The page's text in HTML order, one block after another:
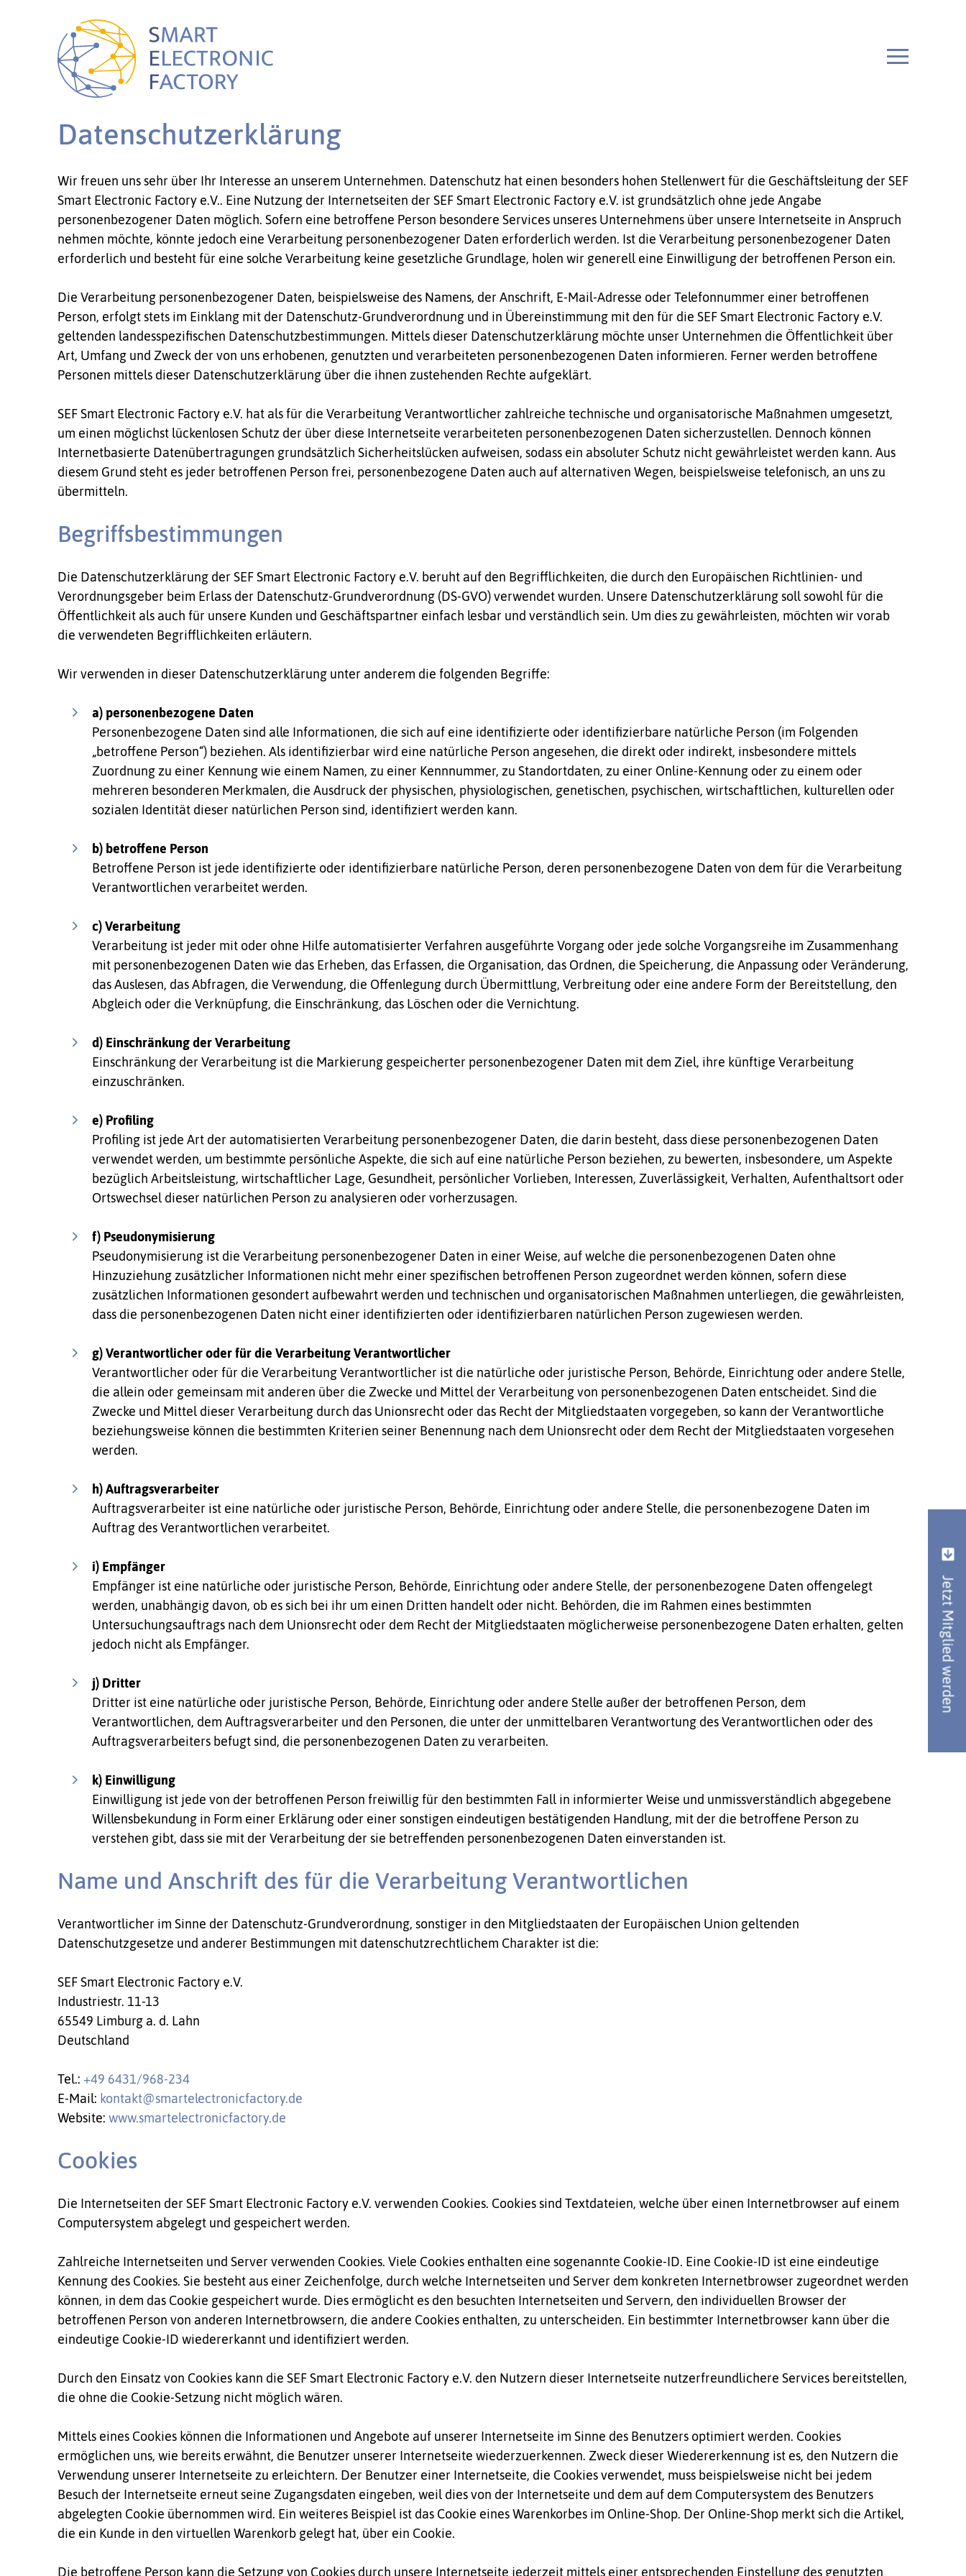
Jetzt Mitglied werden
Datenschutzerklärung
Wir freuen uns sehr über Ihr Interesse an unserem Unternehmen. Datenschutz hat einen besonders hohen Stellenwert für die Geschäftsleitung der SEF
Smart Electronic Factory e.V.. Eine Nutzung der Internetseiten der SEF Smart Electronic Factory e.V. ist grundsätzlich ohne jede Angabe
personenbezogener Daten möglich. Sofern eine betroffene Person besondere Services unseres Unternehmens über unsere Internetseite in Anspruch
nehmen möchte, könnte jedoch eine Verarbeitung personenbezogener Daten erforderlich werden. Ist die Verarbeitung personenbezogener Daten
erforderlich und besteht für eine solche Verarbeitung keine gesetzliche Grundlage, holen wir generell eine Einwilligung der betroffenen Person ein.
Die Verarbeitung personenbezogener Daten, beispielsweise des Namens, der Anschrift, E-Mail-Adresse oder Telefonnummer einer betroffenen
Person, erfolgt stets im Einklang mit der Datenschutz-Grundverordnung und in Übereinstimmung mit den für die SEF Smart Electronic Factory e.V.
geltenden landesspezifischen Datenschutzbestimmungen. Mittels dieser Datenschutzerklärung möchte unser Unternehmen die Öffentlichkeit über
Art, Umfang und Zweck der von uns erhobenen, genutzten und verarbeiteten personenbezogenen Daten informieren. Ferner werden betroffene
Personen mittels dieser Datenschutzerklärung über die ihnen zustehenden Rechte aufgeklärt.
SEF Smart Electronic Factory e.V. hat als für die Verarbeitung Verantwortlicher zahlreiche technische und organisatorische Maßnahmen umgesetzt,
um einen möglichst lückenlosen Schutz der über diese Internetseite verarbeiteten personenbezogenen Daten sicherzustellen. Dennoch können
Internetbasierte Datenübertragungen grundsätzlich Sicherheitslücken aufweisen, sodass ein absoluter Schutz nicht gewährleistet werden kann. Aus
diesem Grund steht es jeder betroffenen Person frei, personenbezogene Daten auch auf alternativen Wegen, beispielsweise telefonisch, an uns zu
übermitteln.
Begriffsbestimmungen
Die Datenschutzerklärung der SEF Smart Electronic Factory e.V. beruht auf den Begrifflichkeiten, die durch den Europäischen Richtlinien- und
Verordnungsgeber beim Erlass der Datenschutz-Grundverordnung (DS-GVO) verwendet wurden. Unsere Datenschutzerklärung soll sowohl für die
Öffentlichkeit als auch für unsere Kunden und Geschäftspartner einfach lesbar und verständlich sein. Um dies zu gewährleisten, möchten wir vorab
die verwendeten Begrifflichkeiten erläutern.
Wir verwenden in dieser Datenschutzerklärung unter anderem die folgenden Begriffe:
a) personenbezogene Daten
Personenbezogene Daten sind alle Informationen, die sich auf eine identifizierte oder identifizierbare natürliche Person (im Folgenden
„betroffene Person“) beziehen. Als identifizierbar wird eine natürliche Person angesehen, die direkt oder indirekt, insbesondere mittels
Zuordnung zu einer Kennung wie einem Namen, zu einer Kennnummer, zu Standortdaten, zu einer Online-Kennung oder zu einem oder
mehreren besonderen Merkmalen, die Ausdruck der physischen, physiologischen, genetischen, psychischen, wirtschaftlichen, kulturellen oder
sozialen Identität dieser natürlichen Person sind, identifiziert werden kann.
b) betroffene Person
Betroffene Person ist jede identifizierte oder identifizierbare natürliche Person, deren personenbezogene Daten von dem für die Verarbeitung
Verantwortlichen verarbeitet werden.
c) Verarbeitung
Verarbeitung ist jeder mit oder ohne Hilfe automatisierter Verfahren ausgeführte Vorgang oder jede solche Vorgangsreihe im Zusammenhang
mit personenbezogenen Daten wie das Erheben, das Erfassen, die Organisation, das Ordnen, die Speicherung, die Anpassung oder Veränderung,
das Auslesen, das Abfragen, die Verwendung, die Offenlegung durch Übermittlung, Verbreitung oder eine andere Form der Bereitstellung, den
Abgleich oder die Verknüpfung, die Einschränkung, das Löschen oder die Vernichtung.
d) Einschränkung der Verarbeitung
Einschränkung der Verarbeitung ist die Markierung gespeicherter personenbezogener Daten mit dem Ziel, ihre künftige Verarbeitung
einzuschränken.
e) Profiling
Profiling ist jede Art der automatisierten Verarbeitung personenbezogener Daten, die darin besteht, dass diese personenbezogenen Daten
verwendet werden, um bestimmte persönliche Aspekte, die sich auf eine natürliche Person beziehen, zu bewerten, insbesondere, um Aspekte
bezüglich Arbeitsleistung, wirtschaftlicher Lage, Gesundheit, persönlicher Vorlieben, Interessen, Zuverlässigkeit, Verhalten, Aufenthaltsort oder
Ortswechsel dieser natürlichen Person zu analysieren oder vorherzusagen.
f) Pseudonymisierung
Pseudonymisierung ist die Verarbeitung personenbezogener Daten in einer Weise, auf welche die personenbezogenen Daten ohne
Hinzuziehung zusätzlicher Informationen nicht mehr einer spezifischen betroffenen Person zugeordnet werden können, sofern diese
zusätzlichen Informationen gesondert aufbewahrt werden und technischen und organisatorischen Maßnahmen unterliegen, die gewährleisten,
dass die personenbezogenen Daten nicht einer identifizierten oder identifizierbaren natürlichen Person zugewiesen werden.
g) Verantwortlicher oder für die Verarbeitung Verantwortlicher
Verantwortlicher oder für die Verarbeitung Verantwortlicher ist die natürliche oder juristische Person, Behörde, Einrichtung oder andere Stelle,
die allein oder gemeinsam mit anderen über die Zwecke und Mittel der Verarbeitung von personenbezogenen Daten entscheidet. Sind die
Zwecke und Mittel dieser Verarbeitung durch das Unionsrecht oder das Recht der Mitgliedstaaten vorgegeben, so kann der Verantwortliche
beziehungsweise können die bestimmten Kriterien seiner Benennung nach dem Unionsrecht oder dem Recht der Mitgliedstaaten vorgesehen
werden.
h) Auftragsverarbeiter
Auftragsverarbeiter ist eine natürliche oder juristische Person, Behörde, Einrichtung oder andere Stelle, die personenbezogene Daten im
Auftrag des Verantwortlichen verarbeitet.
i) Empfänger
Empfänger ist eine natürliche oder juristische Person, Behörde, Einrichtung oder andere Stelle, der personenbezogene Daten offengelegt
werden, unabhängig davon, ob es sich bei ihr um einen Dritten handelt oder nicht. Behörden, die im Rahmen eines bestimmten
Untersuchungsauftrags nach dem Unionsrecht oder dem Recht der Mitgliedstaaten möglicherweise personenbezogene Daten erhalten, gelten
jedoch nicht als Empfänger.
j) Dritter
Dritter ist eine natürliche oder juristische Person, Behörde, Einrichtung oder andere Stelle außer der betroffenen Person, dem
Verantwortlichen, dem Auftragsverarbeiter und den Personen, die unter der unmittelbaren Verantwortung des Verantwortlichen oder des
Auftragsverarbeiters befugt sind, die personenbezogenen Daten zu verarbeiten.
k) Einwilligung
Einwilligung ist jede von der betroffenen Person freiwillig für den bestimmten Fall in informierter Weise und unmissverständlich abgegebene
Willensbekundung in Form einer Erklärung oder einer sonstigen eindeutigen bestätigenden Handlung, mit der die betroffene Person zu
verstehen gibt, dass sie mit der Verarbeitung der sie betreffenden personenbezogenen Daten einverstanden ist.
Name und Anschrift des für die Verarbeitung Verantwortlichen
Verantwortlicher im Sinne der Datenschutz-Grundverordnung, sonstiger in den Mitgliedstaaten der Europäischen Union geltenden
Datenschutzgesetze und anderer Bestimmungen mit datenschutzrechtlichem Charakter ist die:
SEF Smart Electronic Factory e.V.
Industriestr. 11-13
65549 Limburg a. d. Lahn
Deutschland
Tel.: +49 6431/968-234
E-Mail: kontakt@smartelectronicfactory.de
Website: www.smartelectronicfactory.de
Cookies
Die Internetseiten der SEF Smart Electronic Factory e.V. verwenden Cookies. Cookies sind Textdateien, welche über einen Internetbrowser auf einem
Computersystem abgelegt und gespeichert werden.
Zahlreiche Internetseiten und Server verwenden Cookies. Viele Cookies enthalten eine sogenannte Cookie-ID. Eine Cookie-ID ist eine eindeutige
Kennung des Cookies. Sie besteht aus einer Zeichenfolge, durch welche Internetseiten und Server dem konkreten Internetbrowser zugeordnet werden
können, in dem das Cookie gespeichert wurde. Dies ermöglicht es den besuchten Internetseiten und Servern, den individuellen Browser der
betroffenen Person von anderen Internetbrowsern, die andere Cookies enthalten, zu unterscheiden. Ein bestimmter Internetbrowser kann über die
eindeutige Cookie-ID wiedererkannt und identifiziert werden.
Durch den Einsatz von Cookies kann die SEF Smart Electronic Factory e.V. den Nutzern dieser Internetseite nutzerfreundlichere Services bereitstellen,
die ohne die Cookie-Setzung nicht möglich wären.
Mittels eines Cookies können die Informationen und Angebote auf unserer Internetseite im Sinne des Benutzers optimiert werden. Cookies
ermöglichen uns, wie bereits erwähnt, die Benutzer unserer Internetseite wiederzuerkennen. Zweck dieser Wiedererkennung ist es, den Nutzern die
Verwendung unserer Internetseite zu erleichtern. Der Benutzer einer Internetseite, die Cookies verwendet, muss beispielsweise nicht bei jedem
Besuch der Internetseite erneut seine Zugangsdaten eingeben, weil dies von der Internetseite und dem auf dem Computersystem des Benutzers
abgelegten Cookie übernommen wird. Ein weiteres Beispiel ist das Cookie eines Warenkorbes im Online-Shop. Der Online-Shop merkt sich die Artikel,
die ein Kunde in den virtuellen Warenkorb gelegt hat, über ein Cookie.
Die betroffene Person kann die Setzung von Cookies durch unsere Internetseite jederzeit mittels einer entsprechenden Einstellung des genutzten